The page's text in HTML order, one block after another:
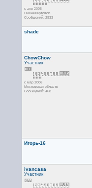
с апр 2006
Нижневартовск
Сообщений: 2933
shade
ChowChow
Участник
с мар 2006
Московская область
Сообщений: 468
Игорь-16
ivancasa
Участник